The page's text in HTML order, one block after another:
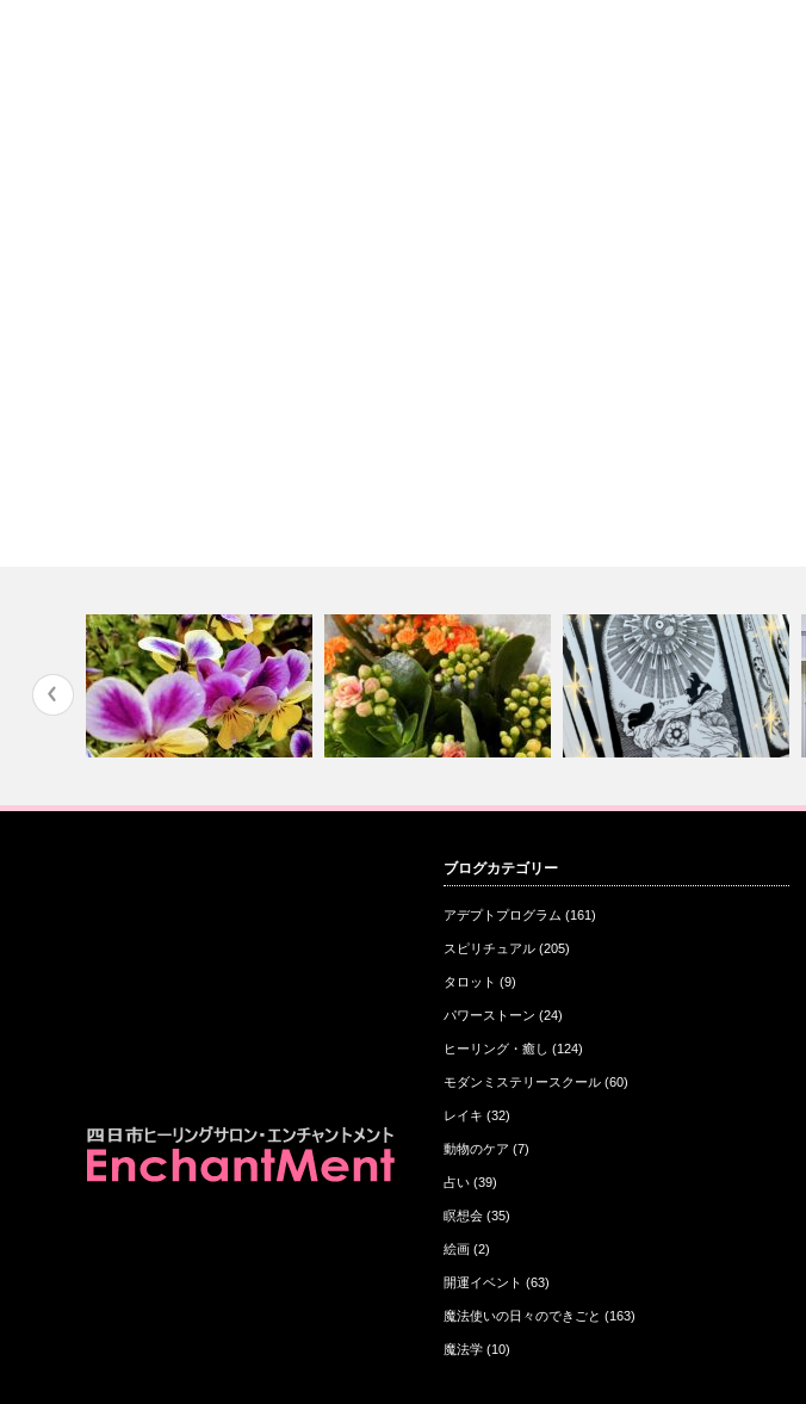
ブログカテゴリー
アデプトプログラム (161)
スピリチュアル (205)
タロット (9)
パワーストーン (24)
ヒーリング・癒し (124)
モダンミステリースクール (60)
レイキ (32)
動物のケア (7)
占い (39)
瞑想会 (35)
絵画 (2)
開運イベント (63)
魔法使いの日々のできごと (163)
魔法学 (10)